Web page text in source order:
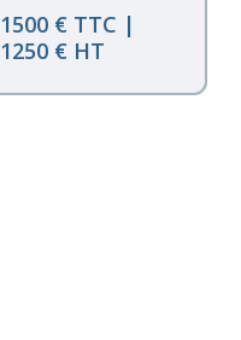
1500 € TTC |
1250 € HT